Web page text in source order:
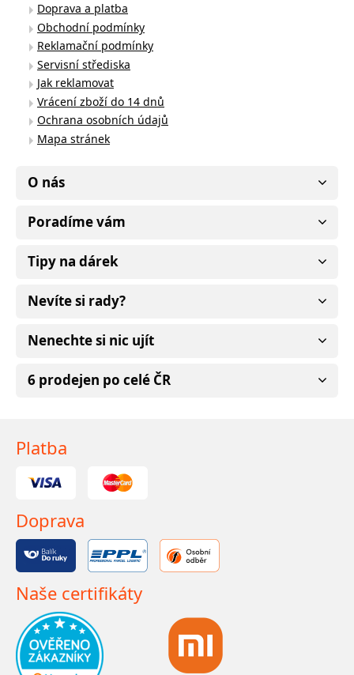
Doprava a platba
Obchodní podmínky
Reklamační podmínky
Servisní střediska
Jak reklamovat
Vrácení zboží do 14 dnů
Ochrana osobních údajů
Mapa stránek
O nás
Poradíme vám
Tipy na dárek
Nevíte si rady?
Nenechte si nic ujít
6 prodejen po celé ČR
Platba
Doprava
Naše certifikáty